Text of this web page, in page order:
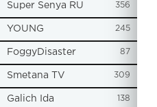
Super Senya RU 356
YOUNG 245
FoggyDisaster 87
Smetana TV 309
Galich Ida 138